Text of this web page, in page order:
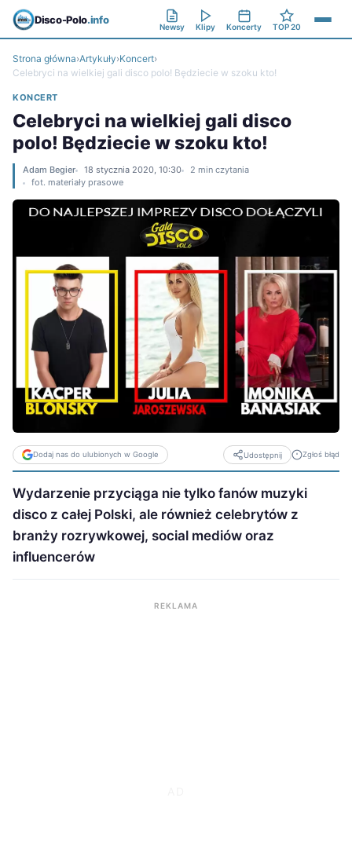
Disco-Polo.info
Newsy Klipy Koncerty TOP 20
Strona główna›Artykuły›Koncert›
Celebryci na wielkiej gali disco polo! Będziecie w szoku kto!
KONCERT
Celebryci na wielkiej gali disco
polo! Będziecie w szoku kto!
Adam Begier 18 stycznia 2020, 10:30
2 min czytania
fot. materiały prasowe
Dodaj nas do ulubionych w Google Udostępnij Zgłoś błąd
Wydarzenie przyciąga nie tylko fanów muzyki
disco z całej Polski, ale również celebrytów z
branży rozrywkowej, social mediów oraz
influencerów
REKLAMA